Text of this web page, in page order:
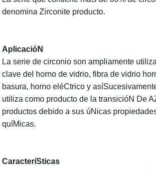
denomina Zirconite producto.
AplicacióN
La serie de circonio son ampliamente
clave del horno de vidrio, fibra de vidrio
basura, horno eléCtrico y
utiliza como producto de la transicióN De
productos debido a sus úNicas
quíMicas.
CaracteríSticas